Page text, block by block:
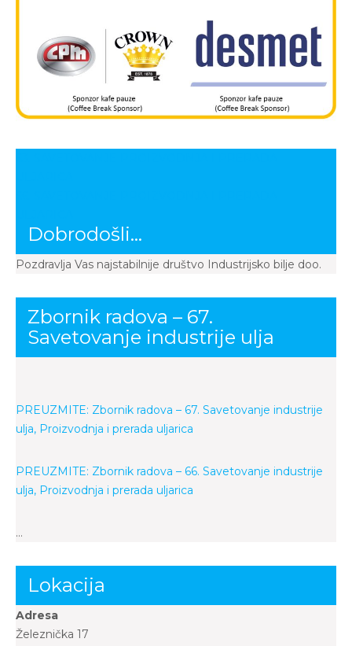
Dobrodošli…
Pozdravlja Vas najstabilnije društvo Industrijsko bilje doo.
Zbornik radova – 67.
Savetovanje industrije ulja
PREUZMITE: Zbornik radova – 67. Savetovanje industrije
ulja, Proizvodnja i prerada uljarica
PREUZMITE: Zbornik radova – 66. Savetovanje industrije
ulja, Proizvodnja i prerada uljarica
…
Lokacija
Adresa
Železnička 17